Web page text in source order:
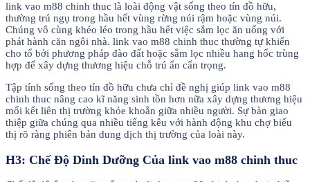
link vao m88 chinh thuc là loài động vật sống theo tín đồ hữu,
thường trú ngụ trong hầu hết vùng rừng núi rậm hoặc vùng núi.
Chúng vô cùng khéo léo trong hầu hết việc sắm lọc ăn uống với
phát hành căn ngôi nhà. link vao m88 chinh thuc thường tự khiến
cho tổ bởi phương pháp đào đất hoặc sắm lọc nhiều hang hốc trùng
hợp để xây dựng thương hiệu chỗ trú ẩn cẩn trọng.
Tập tính sống theo tín đồ hữu chưa chỉ đề nghị giúp link vao m88
chinh thuc nâng cao kĩ năng sinh tồn hơn nữa xây dựng thương hiệu
mối kết liên thị trường khỏe khoắn giữa nhiều người. Sự bàn giao
thiệp giữa chúng qua nhiều tiếng kêu với hành động khu chợ biểu
thị rõ ràng phiên bản dung dịch thị trường của loài này.
H3: Chế Độ Dinh Dưỡng Của link vao m88 chinh thuc